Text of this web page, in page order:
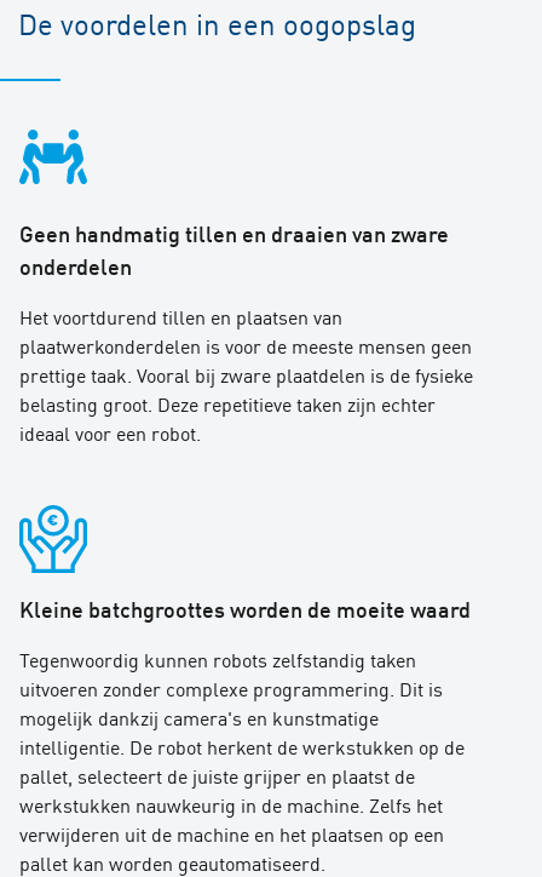
De voordelen in een oogopslag
Geen handmatig tillen en draaien van zware
onderdelen
Het voortdurend tillen en plaatsen van
plaatwerkonderdelen is voor de meeste mensen geen
prettige taak. Vooral bij zware plaatdelen is de fysieke
belasting groot. Deze repetitieve taken zijn echter
ideaal voor een robot.
Kleine batchgroottes worden de moeite waard
Tegenwoordig kunnen robots zelfstandig taken
uitvoeren zonder complexe programmering. Dit is
mogelijk dankzij camera's en kunstmatige
intelligentie. De robot herkent de werkstukken op de
pallet, selecteert de juiste grijper en plaatst de
werkstukken nauwkeurig in de machine. Zelfs het
verwijderen uit de machine en het plaatsen op een
pallet kan worden geautomatiseerd.